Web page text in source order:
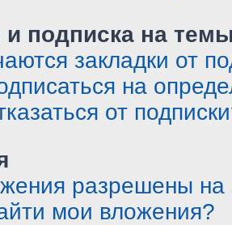
и подписка на
закладки от
на
от
разрешены
мои вложения?